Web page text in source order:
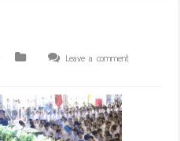
Leave a comment